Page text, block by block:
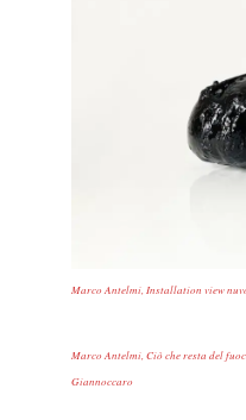
Marco Antelmi, Installation view
Marco Antelmi, Ciò che resta del
Giannoccaro